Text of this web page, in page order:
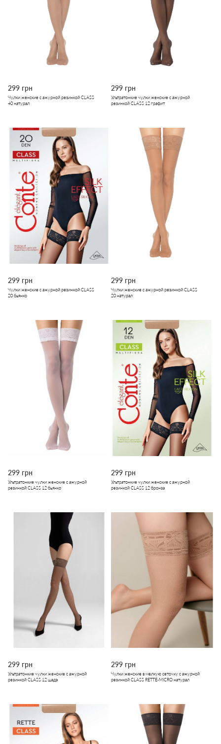
299 грн
Чулки женские с ажурной резинкой CLASS
40 натурал
299 грн
Ультратонкие чулки женские с ажурной
резинкой CLASS 12 графит
299 грн
Чулки женские с ажурной резинкой CLASS
20 бьянко
299 грн
Чулки женские с ажурной резинкой CLASS
20 натурал
299 грн
Ультратонкие чулки женские с ажурной
резинкой CLASS 12 бьянко
299 грн
Ультратонкие чулки женские с ажурной
резинкой CLASS 12 бронза
299 грн
Ультратонкие чулки женские с ажурной
резинкой CLASS 12 шадэ
299 грн
Чулки женские в мелкую сеточку с ажурной
резинкой CLASS RETTE-MICRO натурал